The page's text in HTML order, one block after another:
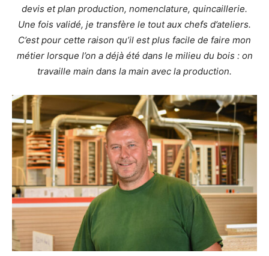
devis et plan production, nomenclature, quincaillerie.
Une fois validé, je transfère le tout aux chefs d’ateliers.
C’est pour cette raison qu’il est plus facile de faire mon
métier lorsque l’on a déjà été dans le milieu du bois : on
travaille main dans la main avec la production.